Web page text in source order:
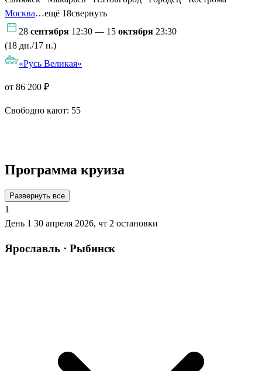
Москва…ещё 18свернуть
28 сентября 12:30 — 15 октября 23:30
(18 дн./17 н.)
«Русь Великая»
от 86 200 ₽
Свободно кают: 55
Программа круиза
Развернуть все
1
День 1 30 апреля 2026, чт 2 остановки
Ярославль · Рыбинск